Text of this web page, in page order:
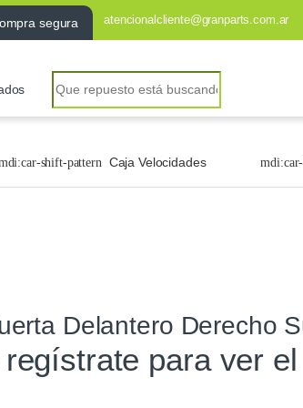
segura atencionalcliente@granparts.com.ar
Caja Velocidades
Delantero Derecho
para ver